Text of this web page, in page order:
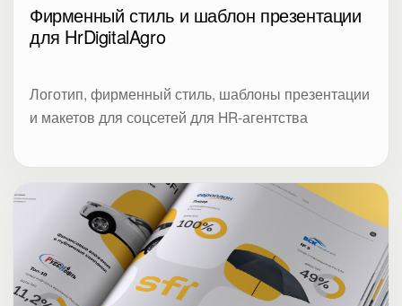
Фирменный стиль и шаблон презентации
для HrDigitalAgro
Логотип, фирменный стиль, шаблоны презентации
и макетов для соцсетей для HR-агентства